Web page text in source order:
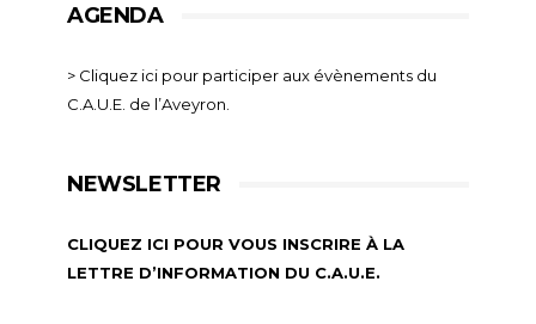
AGENDA
> Cliquez ici pour participer aux évènements du
C.A.U.E. de l’Aveyron.
NEWSLETTER
CLIQUEZ ICI POUR VOUS INSCRIRE À LA
LETTRE D’INFORMATION DU C.A.U.E.